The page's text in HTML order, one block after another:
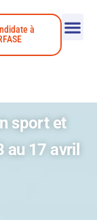
à
sport et
au 17 avril